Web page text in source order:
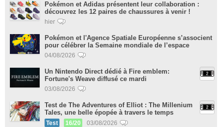
Pokémon et Adidas présentent leur collaboration :
découvrez les 12 paires de chaussures à venir !
hier
Pokémon et l'Agence Spatiale Européenne s’associent
pour célébrer la Semaine mondiale de l’espace
04/08/2026
Un Nintendo Direct dédié à Fire emblem:
Fortune's Weave diffusé ce mardi
03/08/2026
Test de The Adventures of Elliot : The Millenium
Tales, une belle épopée à travers le temps
Test 16/20 03/08/2026